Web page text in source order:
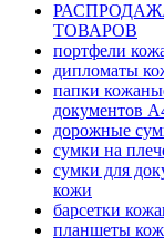
ТОВАРОВ
портфели
дипломаты
папки
документов
дорожные
сумки на
сумки для
кожи
барсетки
планшеты